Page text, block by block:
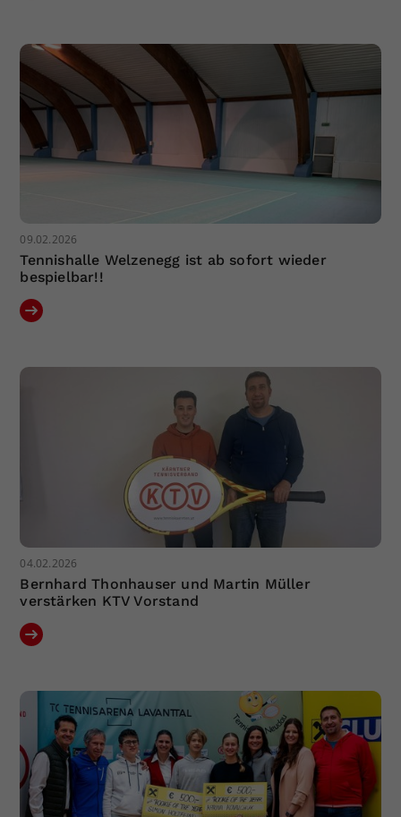
09.02.2026
Tennishalle Welzenegg ist ab sofort wieder
bespielbar!!
04.02.2026
Bernhard Thonhauser und Martin Müller
verstärken KTV Vorstand